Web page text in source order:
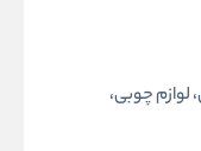
لوازم چوبی،